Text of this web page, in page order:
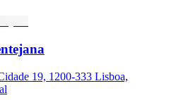
19, 1200-333 Lisboa,